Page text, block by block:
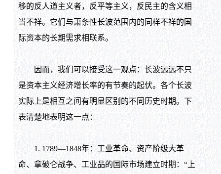
移的反人道主义者，反平等主义，反民主的含义相
当不祥。它们与萧条性长波范围内的同样不祥的国
际资本的长期需求相联系。
因而，我们可以接受这一观点：长波远远不只
是资本主义经济增长率的有节奏的起伏。各个长波
实际上是相互之间有明显区别的不同历史时期。下
表清楚地表明这一点：
1. 1789—1848年：工业革命、资产阶级大革
命、拿破仑战争、工业品的国际市场建立时期：“上